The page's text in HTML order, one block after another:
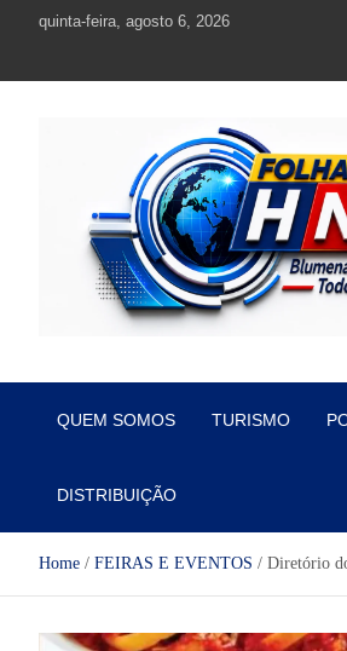
quinta-feira, agosto 6, 2026
QUEM SOMOS TURISMO
DISTRIBUIÇÃO
Home FEIRAS E EVENTOS Diretório